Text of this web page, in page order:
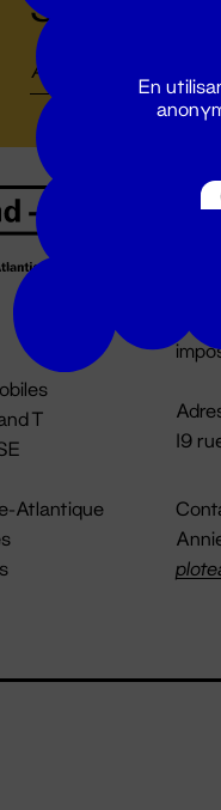
T
Atlantique
19
En